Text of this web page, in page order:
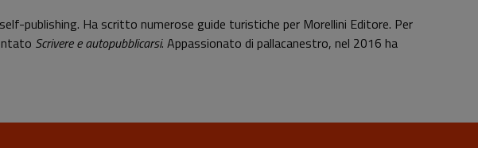
publishing. Ha scritto numerose guide turistiche per Morellini Editore. Per
Scrivere e autopubblicarsi. Appassionato di pallacanestro, nel 2016 ha